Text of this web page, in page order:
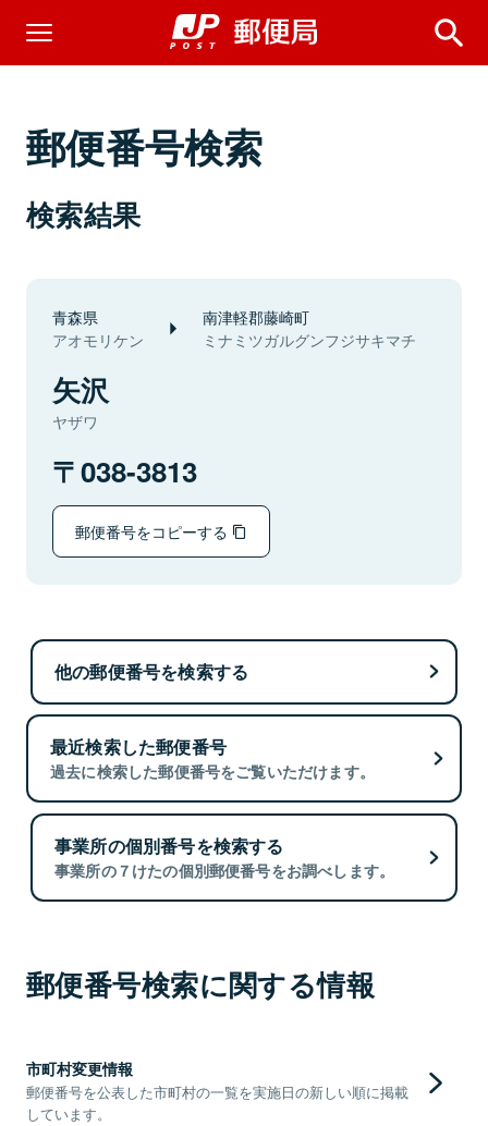
郵便番号検索
検索結果
青森県
アオモリケン
南津軽郡藤崎町
ミナミツガルグンフジサキマチ
矢沢
ヤザワ
038-3813
郵便番号をコピーする
他の郵便番号を検索する
最近検索した郵便番号
過去に検索した郵便番号をご覧いただけます。
事業所の個別番号を検索する
事業所の７けたの個別郵便番号をお調べします。
郵便番号検索に関する情報
市町村変更情報
郵便番号を公表した市町村の一覧を実施日の新しい順に掲載
しています。